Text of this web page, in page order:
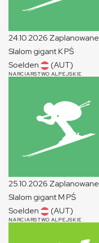
24.10.2026 Zaplanowane
Slalom gigantKPŚ
Soelden
(AUT)
NARCIARSTWO ALPEJSKIE
25.10.2026 Zaplanowane
Slalom gigantM PŚ
Soelden
(AUT)
NARCIARSTWO ALPEJSKIE